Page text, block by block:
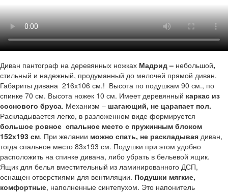
Диван пантограф на деревянных ножках Мадрид – небольшой,
стильный и надежный, продуманный до мелочей прямой диван.
Габариты дивана 216х106 см.! Высота по подушкам 90 см., по
спинке 70 см. Высота ножек 10 см. Имеет деревянный каркас из
соснового бруса. Механизм – шагающий, не царапает пол.
Раскладывается легко, в разложенном виде формируется
большое ровное спальное место с пружинным блоком
152х193 см. При желании можно спать, не раскладывая диван,
тогда спальное место 83х193 см. Подушки при этом удобно
расположить на спинке дивана, либо убрать в бельевой ящик.
Ящик для белья вместительный из ламинированного ДСП,
оснащен отверстиями для вентиляции. Подушки мягкие,
комфортные, наполненные синтепухом. Это напонитель